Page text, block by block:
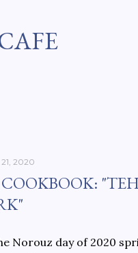
2020
Norouz day of 2020